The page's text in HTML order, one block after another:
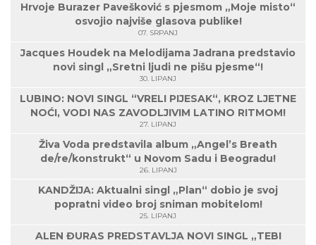
Hrvoje Burazer Pavešković s pjesmom „Moje misto“
osvojio najviše glasova publike!
07. SRPANJ
Jacques Houdek na Melodijama Jadrana predstavio
novi singl „Sretni ljudi ne pišu pjesme“!
30. LIPANJ
LUBINO: NOVI SINGL “VRELI PIJESAK“, KROZ LJETNE
NOĆI, VODI NAS ZAVODLJIVIM LATINO RITMOM!
27. LIPANJ
Živa Voda predstavila album „Angel’s Breath
de/re/konstrukt“ u Novom Sadu i Beogradu!
26. LIPANJ
KANDŽIJA: Aktualni singl „Plan“ dobio je svoj
popratni video broj sniman mobitelom!
25. LIPANJ
ALEN ĐURAS PREDSTAVLJA NOVI SINGL „TEBI